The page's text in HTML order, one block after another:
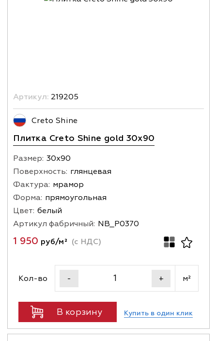
Артикул: 219205
Creto Shine
Плитка Creto Shine gold 30х90
Размер: 30х90
Поверхность: глянцевая
Фактура: мрамор
Форма: прямоугольная
Цвет: белый
Артикул фабричный: NB_P0370
1 950 руб/м² (с НДС)
Кол-во - + м²
В корзину Купить в один клик